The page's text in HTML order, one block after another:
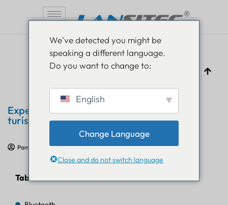
Experiencia de visitantes en atracciones
turísticas con baliza Bluetooth B004
Pam Luthra 29 de julio de 2024 Casos prácticos de IoT
Tabla de contenido
We've detected you might be
speaking a different language.
Do you want to change to:
English
Change Language
Close and do not switch language